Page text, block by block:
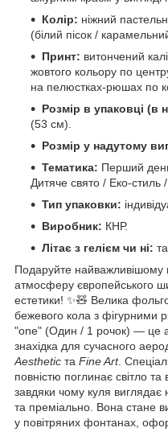
Колір: ніжний
(білий пісок /
Принт: витончений
жовтого кольору по
на пелюстках-рюшах по
Розмір в упаковці (в
(53 см).
Розмір у надутому
Тематика: Перший
Дитяче свято / Еко-стиль /
Тип упаковки:
Виробник: КНР.
Літає з гелієм чи ні:
Подаруйте
атмосферу європейського
естетики! ✨🧸 Велика
бежевого кола з
"one" (Один / 1 рочок) — це
знахідка для сучасного
Aesthetic та Fine Art.
повністю поглинає світло
завдяки чому куля
та преміально. Вона стане
у повітряних фонтанах,